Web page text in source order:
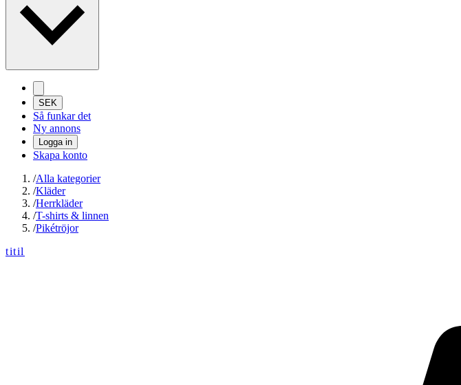
SEK
Så funkar det
Ny annons
Logga in
Skapa konto
/Alla kategorier
/Kläder
/Herrkläder
/T-shirts & linnen
/Pikétröjor
titil